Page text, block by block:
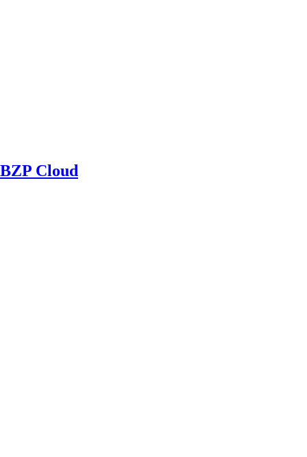
BZP Cloud